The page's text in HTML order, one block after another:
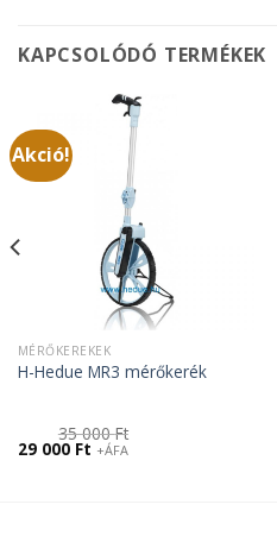
KAPCSOLÓDÓ TERMÉKEK
Akció!
MÉRŐKEREKEK
H-Hedue MR3 mérőkerék
35 000Ft
Original
price
29 000 FtCurrent
price
+ÁFA